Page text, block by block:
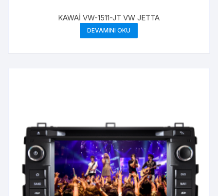
KAWAİ VW-1511-JT VW JETTA
DEVAMINI OKU